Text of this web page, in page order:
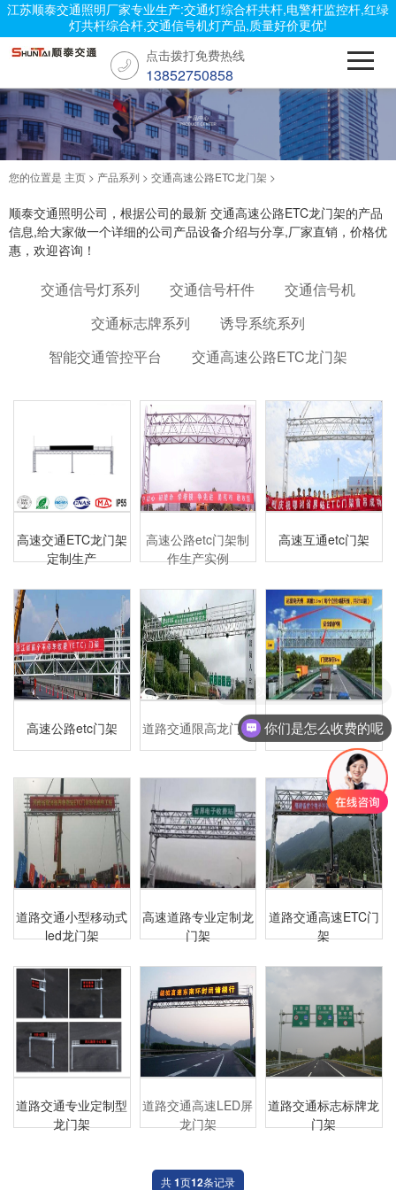
江苏顺泰交通照明厂家专业生产:交通灯综合杆共杆,电警杆监控杆,红绿
灯共杆综合杆,交通信号机灯产品,质量好价更优!
点击拨打免费热线
13852750858
您的位置是 主页 > 产品系列 > 交通高速公路ETC龙门架 >
顺泰交通照明公司，根据公司的最新 交通高速公路ETC龙门架的产品
信息,给大家做一个详细的公司产品设备介绍与分享,厂家直销，价格优
惠，欢迎咨询！
交通信号灯系列 交通信号杆件
交通信号机
交通标志牌系列
诱导系统系列
智能交通管控平台
交通高速公路ETC龙门架
高速交通ETC龙门架
定制生产
高速公路etc门架制
作生产实例
高速互通etc门架
高速公路etc门架 道路交通限高龙门架 交通道路卡口龙门架
道路交通小型移动式
led龙门架
高速道路专业定制龙
门架
道路交通高速ETC门
架
道路交通专业定制型
龙门架
道路交通高速LED屏
龙门架
道路交通标志标牌龙
门架
共1页12条记录
可以介绍下你们的产品么
你们是怎么收费的呢